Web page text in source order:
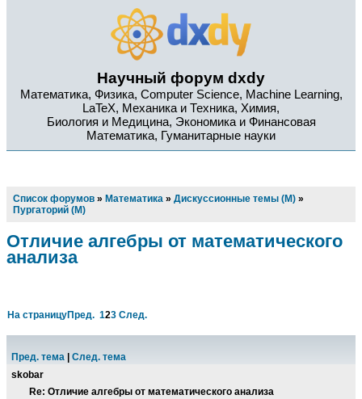
Научный форум dxdy
Математика, Физика, Computer Science, Machine Learning,
LaTeX, Механика и Техника, Химия,
Биология и Медицина, Экономика и Финансовая
Математика, Гуманитарные науки
Список форумов » Математика » Дискуссионные темы (М) »
Пургаторий (М)
Отличие алгебры от математического
анализа
На страницуПред. 123 След.
Пред. тема
След. тема
skobar
Re: Отличие алгебры от математического анализа